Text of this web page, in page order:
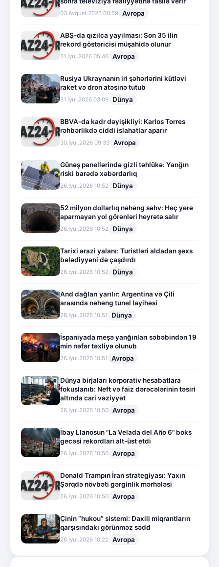
03.Avqust.2026 00:59 Avropa
ABŞ-da qızılca yayılması: Son 35 ilin
rekord göstəricisi müşahidə olunur
31.İyul.2026 05:46 Avropa
Rusiya Ukraynanın iri şəhərlərini kütləvi
raket və dron atəşinə tutub
31.İyul.2026 03:09 Dünya
BBVA-da kadr dəyişikliyi: Karlos Torres
rəhbərlikdə ciddi islahatlar aparır
30.İyul.2026 09:33 Avropa
Günəş panellərində gizli təhlükə: Yanğın
riski barədə xəbərdarlıq
26.İyul.2026 10:52 Dünya
52 milyon dollarlıq nəhəng səhv: Heç yerə
aparmayan yol görənləri heyrətə salır
26.İyul.2026 10:52 Dünya
Tarixi ərazi yalanı: Turistləri aldadan şəxs
bələdiyyəni də çaşdırdı
26.İyul.2026 10:52 Dünya
And dağları yarılır: Argentina və Çili
arasında nəhəng tunel layihəsi
26.İyul.2026 10:51 Dünya
İspaniyada meşə yanğınları səbəbindən 19
min nəfər təxliyə olunub
26.İyul.2026 10:51 Avropa
Dünya birjaları korporativ hesabatlara
fokuslanıb: Neft və faiz dərəcələrinin təsiri
altında cari vəziyyət
26.İyul.2026 10:50 Avropa
İbay Llanosun "La Velada del Año 6" boks
gecəsi rekordları alt-üst etdi
26.İyul.2026 10:50 Avropa
Donald Trampın İran strategiyası: Yaxın
Şərqdə növbəti gərginlik mərhələsi
26.İyul.2026 10:50 Avropa
Çinin “hukou” sistemi: Daxili miqrantların
qarşısındakı görünməz sədd
26.İyul.2026 10:22 Avropa